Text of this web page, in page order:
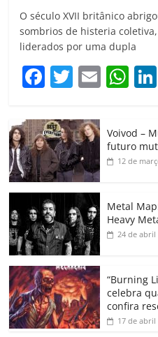
O século XVII britânico
sombrios de histeria
liderados por uma dupla
F
c
e
b
o
o
k
T
itt
er
E
ai
W
at
s
A
p
Voivod –
futuro
12 de
Metal
Heavy
24 de abril
“Burning
celebra
confira
17 de abril